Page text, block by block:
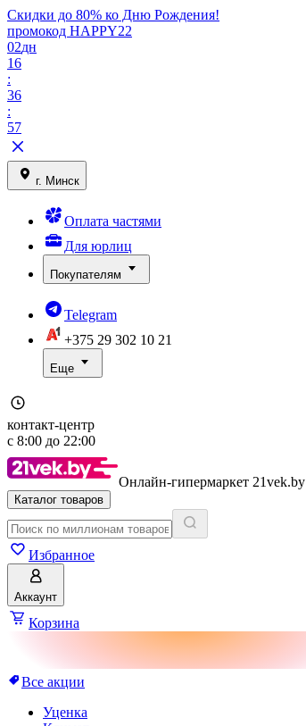
Скидки до 80% ко Дню Рождения!
промокод HAPPY22
02дн
16
:
36
:
57
г. Минск
Оплата частями
Для юрлиц
Покупателям
Telegram
+375 29 302 10 21
Еще
контакт-центр
с 8:00 до 22:00
Онлайн-гипермаркет 21vek.by
Каталог товаров
Избранное
Аккаунт
Корзина
Все акции
Уценка